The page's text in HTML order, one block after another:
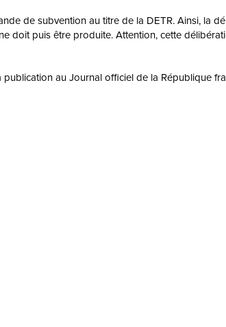
de subvention au titre de la DETR. Ainsi, la
doit puis être produite. Attention, cette
au Journal officiel de la République